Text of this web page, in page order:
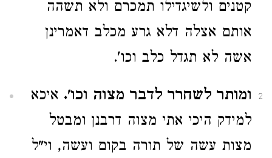
קטנים ולשיגדילו תמכרם ולא תשהה
אותם אצלה דלא גרע מכלב דאמרינן
אשה לא תגדל כלב וכו'.
2 ומותר לשחרר לדבר מצוה וכו'. איכא
למידק היכי אתי מצוה דרבנן ומבטל
מצות עשה של תורה בקום ועשה, וי"ל